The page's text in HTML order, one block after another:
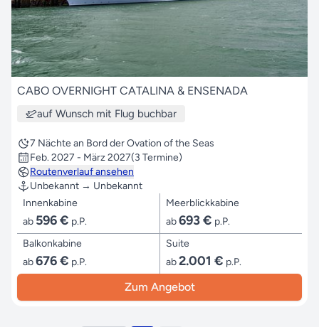
CABO OVERNIGHT CATALINA & ENSENADA
auf Wunsch mit Flug buchbar
7 Nächte an Bord der Ovation of the Seas
Feb. 2027 - März 2027(3 Termine)
Routenverlauf ansehen
Unbekannt → Unbekannt
Innenkabine
ab 596 € p.P.
Meerblickkabine
ab693 € p.P.
Balkonkabine
ab676 € p.P.
Suite
ab2.001 € p.P.
Zum Angebot